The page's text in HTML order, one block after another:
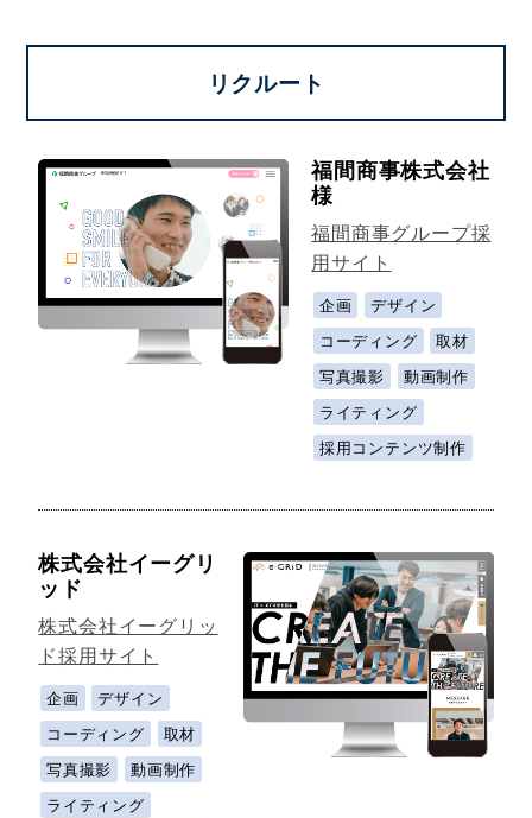
リクルート
福間商事株式会社
様
福間商事グループ採
用サイト
企画
デザイン
コーディング
取材
写真撮影
動画制作
ライティング
採用コンテンツ制作
株式会社イーグリ
ッド
株式会社イーグリッ
ド採用サイト
企画
デザイン
コーディング
取材
写真撮影
動画制作
ライティング